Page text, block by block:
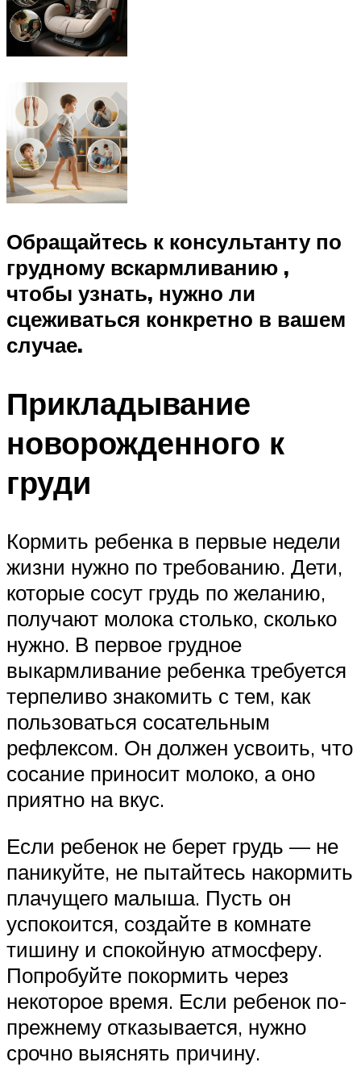
Обращайтесь к консультанту по
грудному вскармливанию ,
чтобы узнать, нужно ли
сцеживаться конкретно в вашем
случае.
Прикладывание
новорожденного к
груди
Кормить ребенка в первые недели
жизни нужно по требованию. Дети,
которые сосут грудь по желанию,
получают молока столько, сколько
нужно. В первое грудное
выкармливание ребенка требуется
терпеливо знакомить с тем, как
пользоваться сосательным
рефлексом. Он должен усвоить, что
сосание приносит молоко, а оно
приятно на вкус.
Если ребенок не берет грудь — не
паникуйте, не пытайтесь накормить
плачущего малыша. Пусть он
успокоится, создайте в комнате
тишину и спокойную атмосферу.
Попробуйте покормить через
некоторое время. Если ребенок по-
прежнему отказывается, нужно
срочно выяснять причину.